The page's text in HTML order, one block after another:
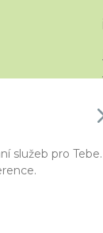
služeb pro Tebe.
e-shop